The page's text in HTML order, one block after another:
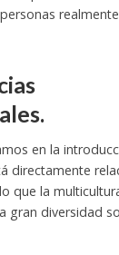
realmente
en la
directamente
que la
gran diversidad